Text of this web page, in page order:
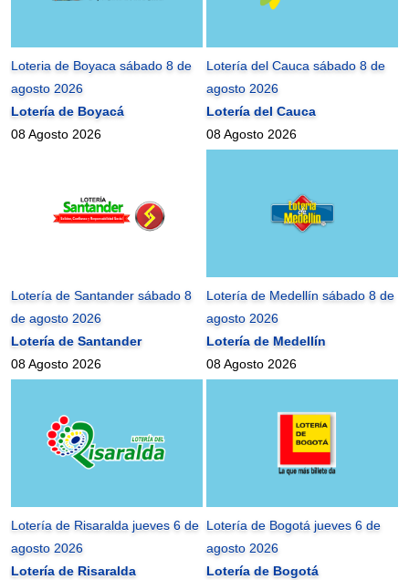
Loteria de Boyaca sábado 8 de
agosto 2026
Lotería de Boyacá
08 Agosto 2026
Lotería del Cauca sábado 8 de
agosto 2026
Lotería del Cauca
08 Agosto 2026
Lotería de Santander sábado 8
de agosto 2026
Lotería de Santander
08 Agosto 2026
Lotería de Medellín sábado 8 de
agosto 2026
Lotería de Medellín
08 Agosto 2026
Lotería de Risaralda jueves 6 de
agosto 2026
Lotería de Risaralda
Lotería de Bogotá jueves 6 de
agosto 2026
Lotería de Bogotá